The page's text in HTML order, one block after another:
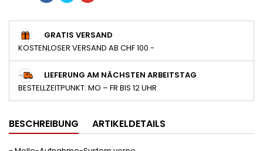
GRATIS VERSAND
KOSTENLOSER VERSAND AB CHF 100.-
LIEFERUNG AM NÄCHSTEN ARBEITSTAG
BESTELLZEITPUNKT: MO – FR BIS 12 UHR
BESCHREIBUNG ARTIKELDETAILS